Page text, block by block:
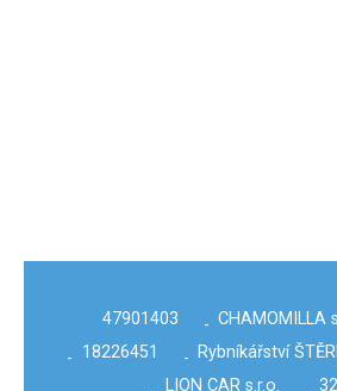
47901403 - CHAMOMILLA
- 18226451 - Rybníkářství
LION CAR s.r.o.